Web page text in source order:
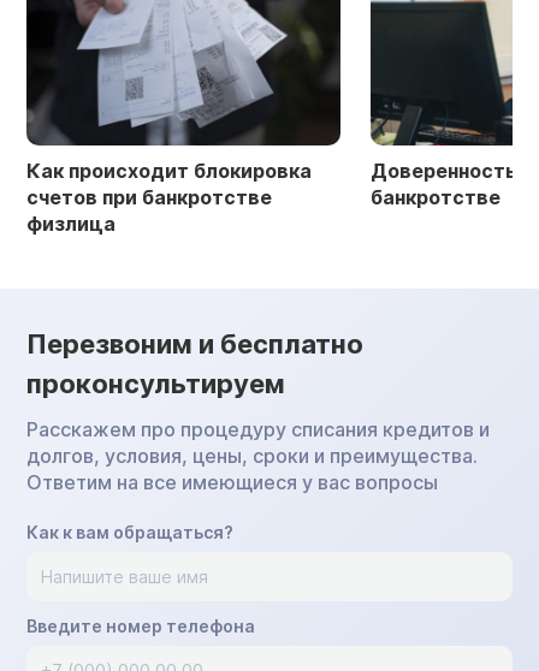
Как происходит блокировка
счетов при банкротстве
физлица
Доверенность
банкротстве
Перезвоним и бесплатно
проконсультируем
Расскажем про процедуру списания кредитов и
долгов, условия, цены, сроки и преимущества.
Ответим на все имеющиеся у вас вопросы
Как к вам обращаться?
Введите номер телефона